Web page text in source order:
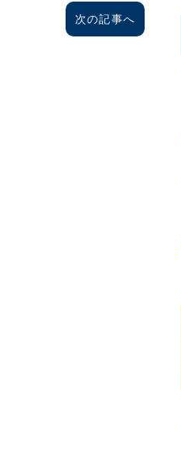
次の記事へ